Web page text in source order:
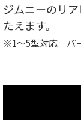
ジムニーのリ
たえます。
※1～5型対応 パ